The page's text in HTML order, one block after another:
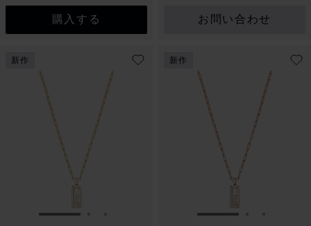
購入する お問い合わせ
新作
スライドに移動 1スライドに移動 3
新作
スライドに移動 1